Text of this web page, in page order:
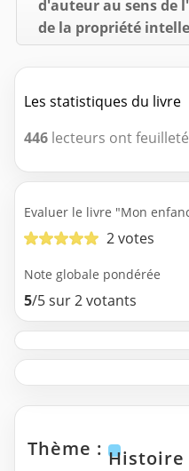
d'auteur au sens de
de la propriété
Les statistiques du livre
446 lecteurs ont
Evaluer le livre "Mon
2 votes
Note globale pondérée
5/5 sur 2 votants
Thème : Histoire